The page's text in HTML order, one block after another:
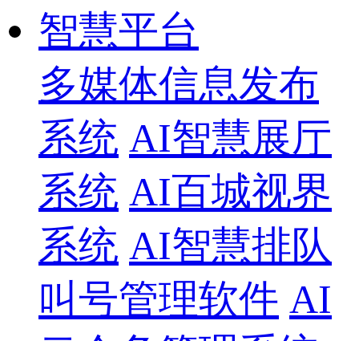
智慧平台
多媒体信息发布
系统 AI智慧展厅
系统 AI百城视界
系统 AI智慧排队
叫号管理软件 AI